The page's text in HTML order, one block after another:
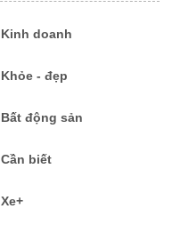
Kinh doanh
Khỏe - đẹp
Bất động sản
Cần biết
Xe+